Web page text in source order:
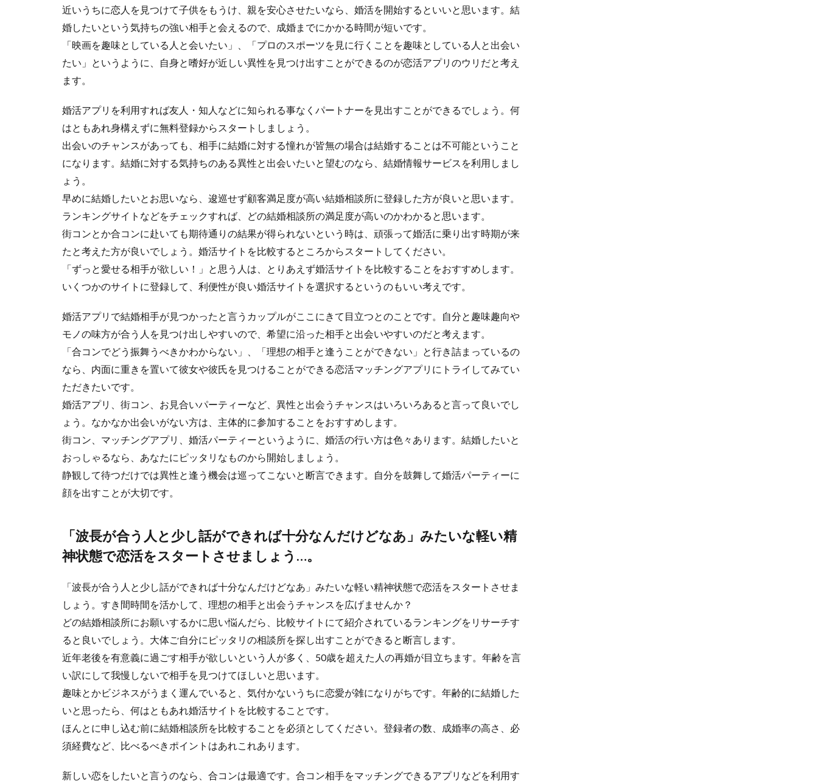
近いうちに恋人を見つけて子供をもうけ、親を安心させたいなら、婚活を開始するといいと思います。結
婚したいという気持ちの強い相手と会えるので、成婚までにかかる時間が短いです。
「映画を趣味としている人と会いたい」、「プロのスポーツを見に行くことを趣味としている人と出会い
たい」というように、自身と嗜好が近しい異性を見つけ出すことができるのが恋活アプリのウリだと考え
ます。
婚活アプリを利用すれば友人・知人などに知られる事なくパートナーを見出すことができるでしょう。何
はともあれ身構えずに無料登録からスタートしましょう。
出会いのチャンスがあっても、相手に結婚に対する憧れが皆無の場合は結婚することは不可能ということ
になります。結婚に対する気持ちのある異性と出会いたいと望むのなら、結婚情報サービスを利用しまし
ょう。
早めに結婚したいとお思いなら、逡巡せず顧客満足度が高い結婚相談所に登録した方が良いと思います。
ランキングサイトなどをチェックすれば、どの結婚相談所の満足度が高いのかわかると思います。
街コンとか合コンに赴いても期待通りの結果が得られないという時は、頑張って婚活に乗り出す時期が来
たと考えた方が良いでしょう。婚活サイトを比較するところからスタートしてください。
「ずっと愛せる相手が欲しい！」と思う人は、とりあえず婚活サイトを比較することをおすすめします。
いくつかのサイトに登録して、利便性が良い婚活サイトを選択するというのもいい考えです。
婚活アプリで結婚相手が見つかったと言うカップルがここにきて目立つとのことです。自分と趣味趣向や
モノの味方が合う人を見つけ出しやすいので、希望に沿った相手と出会いやすいのだと考えます。
「合コンでどう振舞うべきかわからない」、「理想の相手と逢うことができない」と行き詰まっているの
なら、内面に重きを置いて彼女や彼氏を見つけることができる恋活マッチングアプリにトライしてみてい
ただきたいです。
婚活アプリ、街コン、お見合いパーティーなど、異性と出会うチャンスはいろいろあると言って良いでし
ょう。なかなか出会いがない方は、主体的に参加することをおすすめします。
街コン、マッチングアプリ、婚活パーティーというように、婚活の行い方は色々あります。結婚したいと
おっしゃるなら、あなたにピッタリなものから開始しましょう。
静観して待つだけでは異性と逢う機会は巡ってこないと断言できます。自分を鼓舞して婚活パーティーに
顔を出すことが大切です。
「波長が合う人と少し話ができれば十分なんだけどなあ」みたいな軽い精
神状態で恋活をスタートさせましょう…。
「波長が合う人と少し話ができれば十分なんだけどなあ」みたいな軽い精神状態で恋活をスタートさせま
しょう。すき間時間を活かして、理想の相手と出会うチャンスを広げませんか？
どの結婚相談所にお願いするかに思い悩んだら、比較サイトにて紹介されているランキングをリサーチす
ると良いでしょう。大体ご自分にピッタリの相談所を探し出すことができると断言します。
近年老後を有意義に過ごす相手が欲しいという人が多く、50歳を超えた人の再婚が目立ちます。年齢を言
い訳にして我慢しないで相手を見つけてほしいと思います。
趣味とかビジネスがうまく運んでいると、気付かないうちに恋愛が雑になりがちです。年齢的に結婚した
いと思ったら、何はともあれ婚活サイトを比較することです。
ほんとに申し込む前に結婚相談所を比較することを必須としてください。登録者の数、成婚率の高さ、必
須経費など、比べるべきポイントはあれこれあります。
新しい恋をしたいと言うのなら、合コンは最適です。合コン相手をマッチングできるアプリなどを利用す